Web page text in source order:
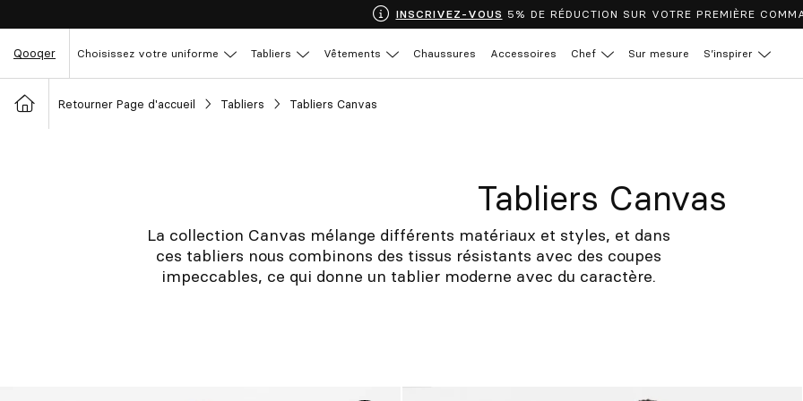
INSCRIVEZ-VOUS 5% DE RÉDUCTION SUR VOTRE PREMIÈRE
Qooqer Choisissez votre uniforme Tabliers Vêtements Chaussures Accessoires Chef Sur mesure S’inspirer
Retourner Page d'accueil Tabliers Tabliers Canvas
Tabliers Canvas
La collection Canvas mélange différents matériaux et styles, et dans
ces tabliers nous combinons des tissus résistants avec des coupes
impeccables, ce qui donne un tablier moderne avec du caractère.